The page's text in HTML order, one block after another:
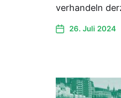
verhandeln
26. Juli 2024